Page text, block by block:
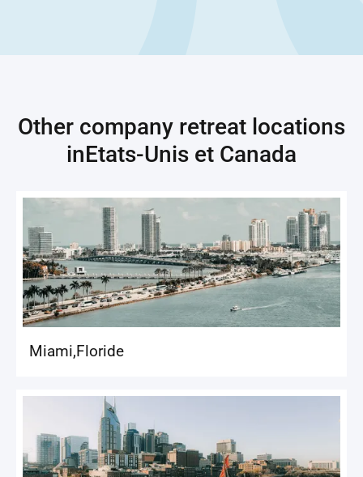
Other company retreat locations
inEtats-Unis et Canada
Miami,Floride